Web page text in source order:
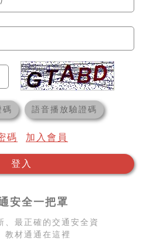
安全一把罩
、最正確的交通安全資
教材通通在這裡
碼 語音播放驗證碼
碼 加入會員
登入